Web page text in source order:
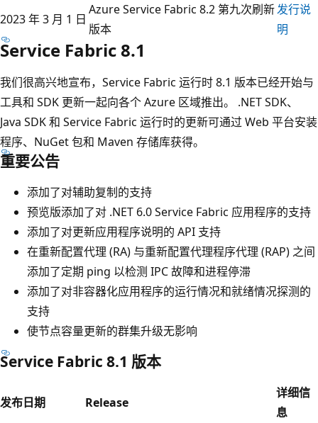
2023 年 3 月 1 日
Azure Service Fabric 8.2 第九次刷新
版本
发行说
明
Service Fabric 8.1
我们很高兴地宣布，Service Fabric 运行时 8.1 版本已经开始与
工具和 SDK 更新一起向各个 Azure 区域推出。 .NET SDK、
Java SDK 和 Service Fabric 运行时的更新可通过 Web 平台安装
程序、NuGet 包和 Maven 存储库获得。
重要公告
添加了对辅助复制的支持
预览版添加了对 .NET 6.0 Service Fabric 应用程序的支持
添加了对更新应用程序说明的 API 支持
在重新配置代理 (RA) 与重新配置代理程序代理 (RAP) 之间
添加了定期 ping 以检测 IPC 故障和进程停滞
添加了对非容器化应用程序的运行情况和就绪情况探测的
支持
使节点容量更新的群集升级无影响
Service Fabric 8.1 版本
发布日期 Release
详细信
息